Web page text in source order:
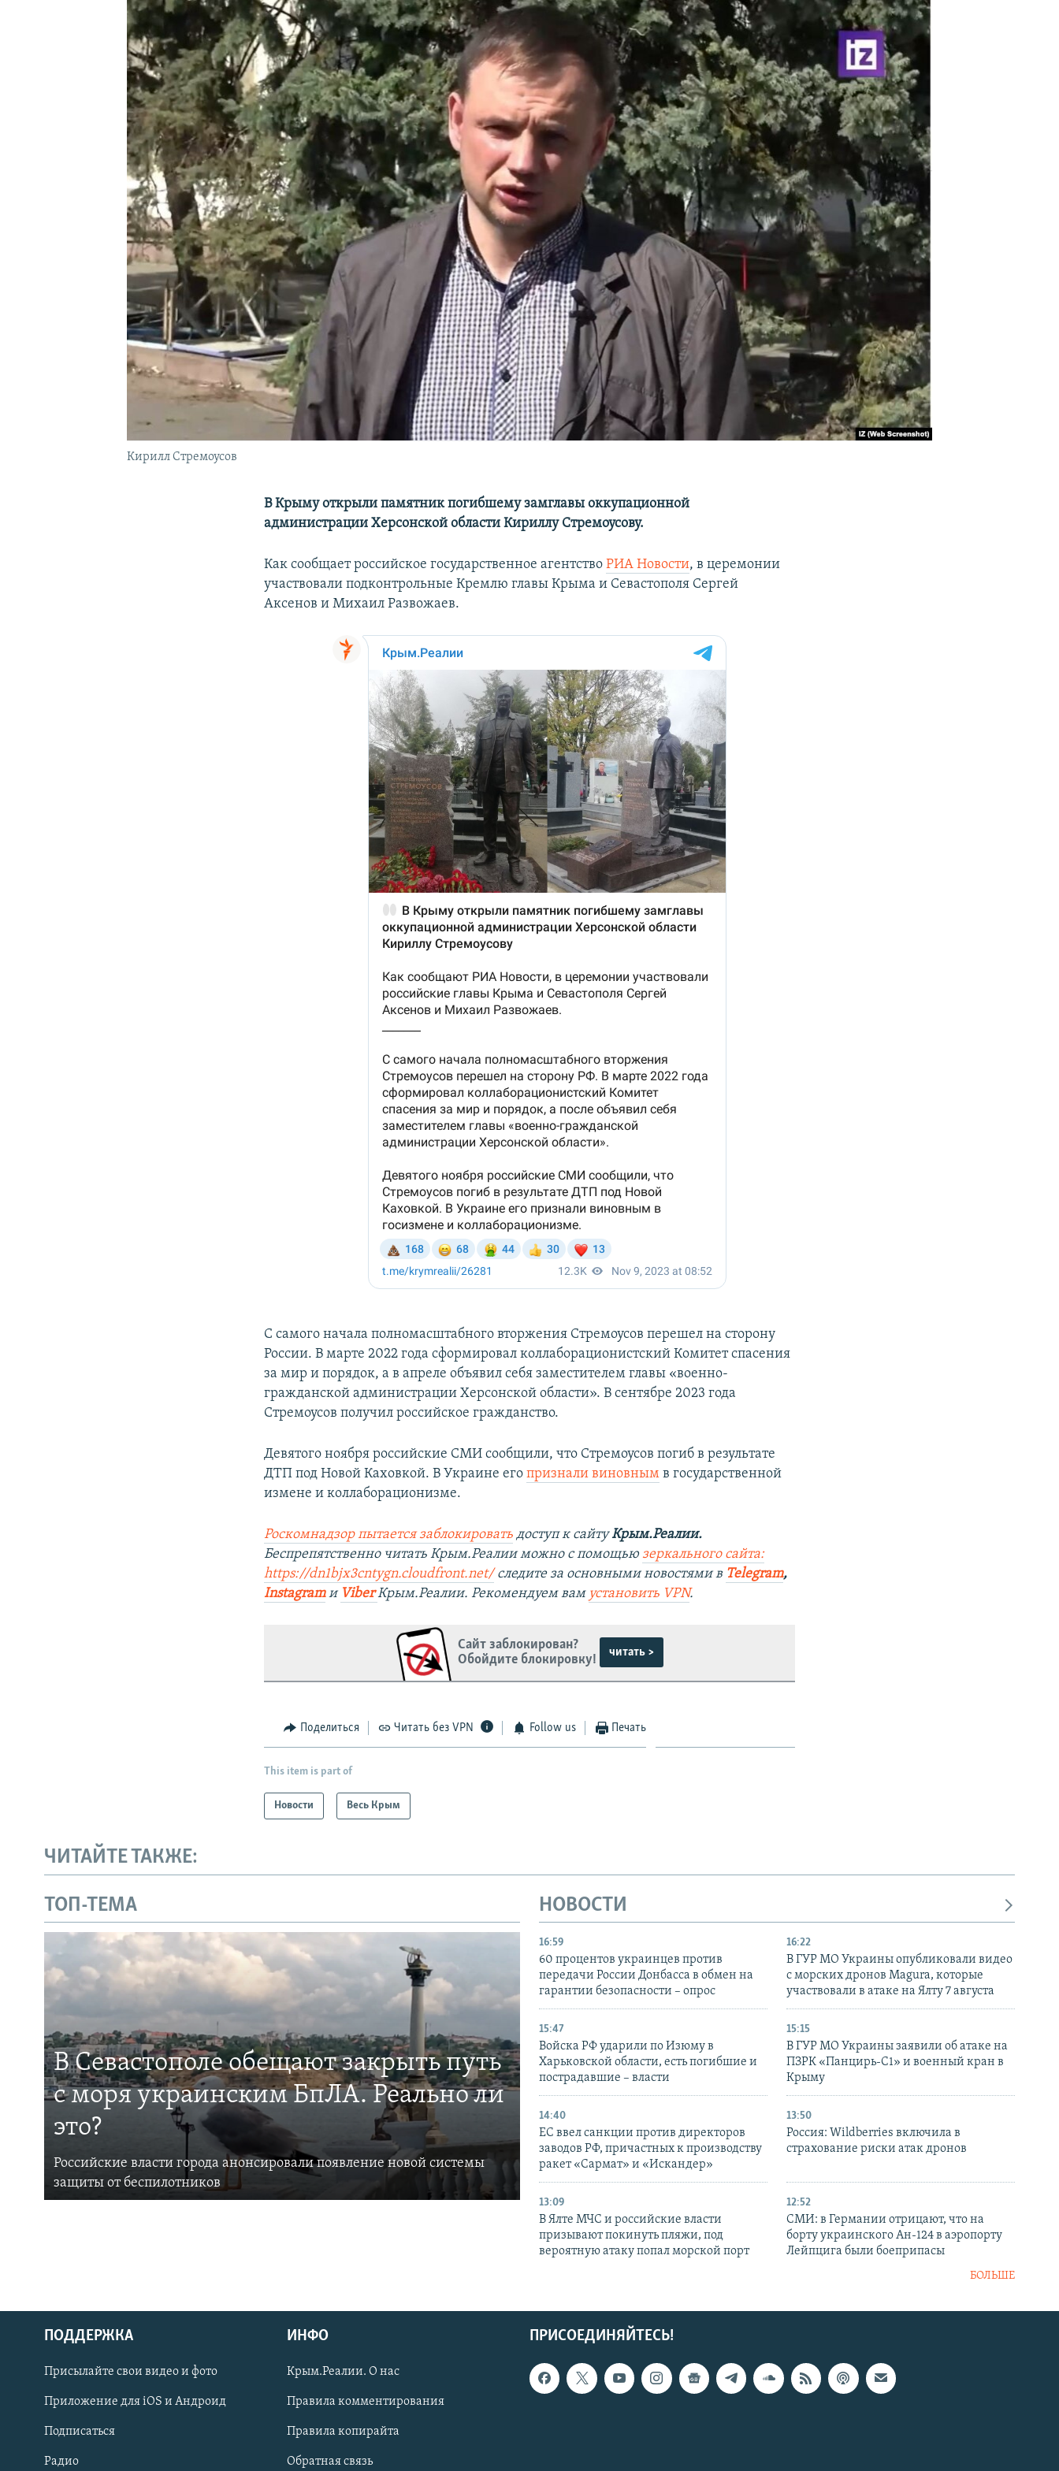
КРЫМ.НЕПОКОРЕННЫЙ
УКРАИНСКАЯ ПРОБЛЕМА КРЫМА
Українською
Qırımtatar
ПРИСОЕДИНЯЙТЕСЬ!
Кирилл Стремоусов
В Крыму открыли памятник погибшему замглавы оккупационной
администрации Херсонской области Кириллу Стремоусову.
Как сообщает российское государственное агентствоРИА Новости, в церемонии
участвовали подконтрольные Кремлю главы Крыма и Севастополя Сергей
Аксенов и Михаил Развожаев.
С самого начала полномасштабного вторжения Стремоусов перешел на сторону
России. В марте 2022 года сформировал коллаборационистский Комитет спасения
за мир и порядок, а в апреле объявил себя заместителем главы «военно-
гражданской администрации Херсонской области». В сентябре 2023 года
Стремоусов получил российское гражданство.
Девятого ноября российские СМИ сообщили, что Стремоусов погиб в результате
ДТП под Новой Каховкой. В Украине егопризнали виновным в государственной
измене и коллаборационизме.
Роскомнадзор пытается заблокировать доступ к сайтуКрым.Реалии.
Беспрепятственно читать Крым.Реалии можно с помощьюзеркального сайта:
https://dn1bjx3cntygn.cloudfront.net/следите за основными новостями в Telegram,
Instagramи Viber Крым.Реалии. Рекомендуем вам установить VPN.
Сайт заблокирован?
Обойдите блокировку!
читать >
Поделиться Читать без VPN Follow us Печать
This item is part of
Новости Весь Крым
ЧИТАЙТЕ ТАКЖЕ:
ТОП-ТЕМА
В Севастополе обещают закрыть путь
с моря украинским БпЛА. Реально ли
это?
Российские власти города анонсировали появление новой системы
защиты от беспилотников
НОВОСТИ
16:59
60 процентов украинцев против
передачи России Донбасса в обмен на
гарантии безопасности – опрос
16:22
В ГУР МО Украины опубликовали видео
с морских дронов Magura, которые
участвовали в атаке на Ялту 7 августа
15:47
Войска РФ ударили по Изюму в
Харьковской области, есть погибшие и
пострадавшие – власти
15:15
В ГУР МО Украины заявили об атаке на
ПЗРК «Панцирь-С1» и военный кран в
Крыму
14:40
ЕС ввел санкции против директоров
заводов РФ, причастных к производству
ракет «Сармат» и «Искандер»
13:50
Россия: Wildberries включила в
страхование риски атак дронов
13:09
В Ялте МЧС и российские власти
призывают покинуть пляжи, под
вероятную атаку попал морской порт
12:52
СМИ: в Германии отрицают, что на
борту украинского Ан-124 в аэропорту
Лейпцига были боеприпасы
БОЛЬШЕ
ПРИСОЕДИНЯЙТЕСЬ!
ПОДДЕРЖКА
Присылайте свои видео и фото
Приложение для iOS и Андроид
Подписаться
Радио
ИНФО
Крым.Реалии. О нас
Правила комментирования
Правила копирайта
Обратная связь